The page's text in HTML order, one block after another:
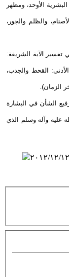
الأوحد، ومظهر
والظلم والجور،
الآية الشريفة:
القحط والجدب،
الزمان).
الشأن في البشارة
عليه وآله وسلم الذي
٢٠١٢/١٢/١٢